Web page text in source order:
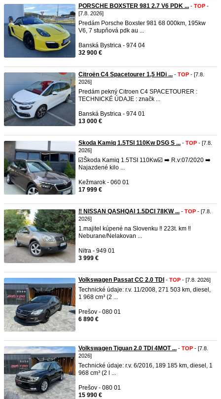
PORSCHE BOXSTER 981 2.7 V6 PDK ... - TOP -
[7.8. 2026]
Predám Porsche Boxster 981 68 000km, 195kw
V6, 7 stupňová pdk au ...
Banská Bystrica - 974 04
32 900 €
Citroën C4 Spacetourer 1,5 HDi ... - TOP - [7.8.
2026]
Predám pekný Citroen C4 SPACETOURER :
TECHNICKÉ ÚDAJE : značk ...
Banská Bystrica - 974 01
13 000 €
Skoda Kamiq 1.5TSI 110Kw DSG S ... - TOP - [7.8.
2026]
☑️Škoda Kamiq 1.5TSI 110Kw☑️ ➡️ R.v:07/2020 ➡️
Najazdené kilo ...
Kežmarok - 060 01
17 999 €
‼️ NISSAN QASHQAI 1.5DCI 78KW ... - TOP - [7.8.
2026]
1.majitel kúpené na Slovenku ‼️ 223t. km ‼️
Neburane/Nelakovan ...
Nitra - 949 01
3 999 €
Volkswagen Passat CC 2.0 TDI - TOP - [7.8. 2026]
Technické údaje: r.v. 11/2008, 271 503 km, diesel,
1 968 cm³ (2 ...
Prešov - 080 01
6 890 €
Volkswagen Tiguan 2.0 TDI 4MOT ... - TOP - [7.8.
2026]
Technické údaje: r.v. 6/2016, 189 185 km, diesel, 1
968 cm³ (2 l ...
Prešov - 080 01
15 990 €